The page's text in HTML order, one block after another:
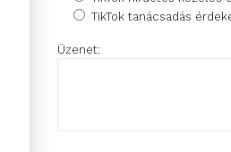
TikTok tanácsadás
Üzenet: